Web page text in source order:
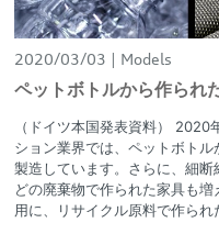
2020/03/03 Models
ペットボトルから作られ
（ドイツ本国発表資料）
ション業界では、ペットボト
製造しています。さらに、細
どの廃棄物で作られた家具も
用に、リサイクル原料で作られ